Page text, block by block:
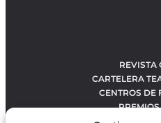
REVISTA
CARTELERA
CENTROS DE